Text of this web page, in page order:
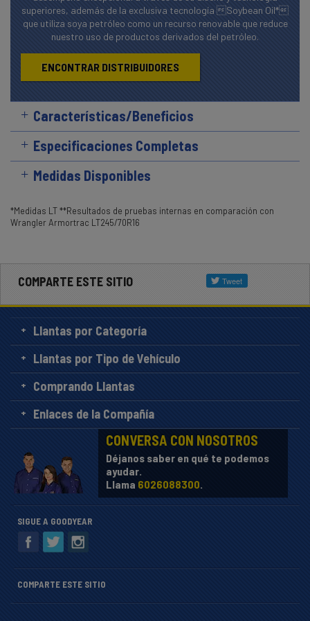
superiores, además de la exclusiva tecnología Soybean Oil*
que utiliza soya petróleo como un recurso renovable que reduce
nuestro uso de productos derivados del petróleo.
ENCONTRAR DISTRIBUIDORES
Características/Beneficios
Especificaciones Completas
Medidas Disponibles
*Medidas LT **Resultados de pruebas internas en comparación con
Wrangler Armortrac LT245/70R16
COMPARTE ESTE SITIO
Llantas por Categoría
Llantas por Tipo de Vehículo
Comprando Llantas
Enlaces de la Compañía
CONVERSA CON NOSOTROS
Déjanos saber en qué te podemos
ayudar.
Llama 6026088300.
SIGUE A GOODYEAR
COMPARTE ESTE SITIO